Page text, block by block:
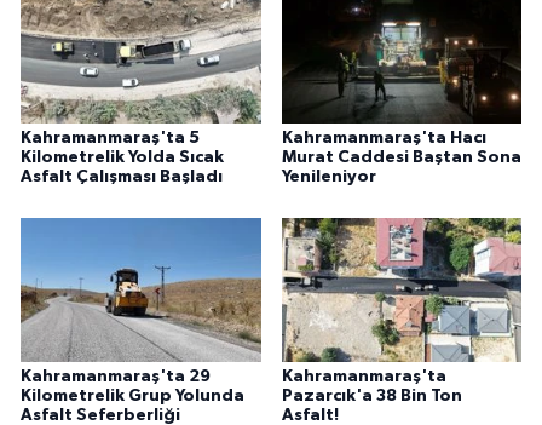
Kahramanmaraş'ta 5
Kilometrelik Yolda Sıcak
Asfalt Çalışması Başladı
Kahramanmaraş'ta Hacı
Murat Caddesi Baştan Sona
Yenileniyor
Kahramanmaraş'ta 29
Kilometrelik Grup Yolunda
Asfalt Seferberliği
Kahramanmaraş'ta
Pazarcık'a 38 Bin Ton
Asfalt!